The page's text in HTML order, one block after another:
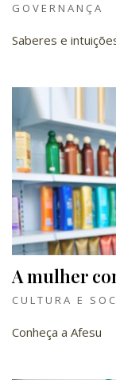
GOVERNANÇA
Saberes e
A mulher
CULTURA E
Conheça a Afesu